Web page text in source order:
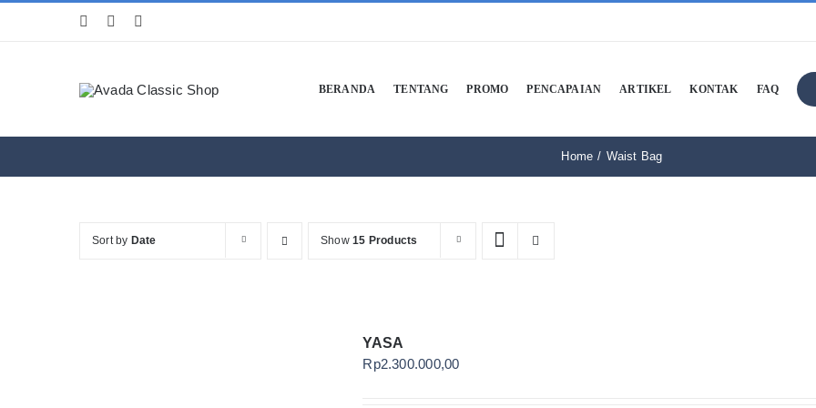
BERANDA TENTANG PROMO PENCAPAIAN ARTIKEL KONTAK FAQ
Home Waist Bag
Sort by Date Show15 Products
YASA
Rp2.300.000,00